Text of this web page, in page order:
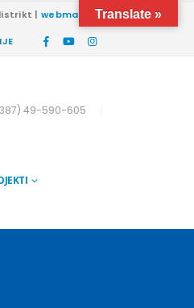
|webmail
49-590-605
Translate »